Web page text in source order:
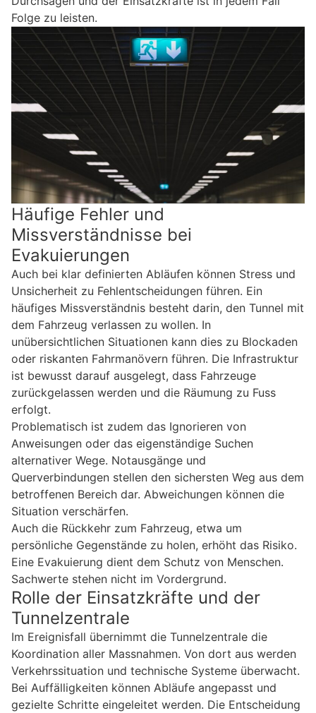
Folge zu leisten.
Häufige Fehler und
Missverständnisse bei
Evakuierungen
Auch bei klar definierten Abläufen können Stress und
Unsicherheit zu Fehlentscheidungen führen. Ein
häufiges Missverständnis besteht darin, den Tunnel mit
dem Fahrzeug verlassen zu wollen. In
unübersichtlichen Situationen kann dies zu Blockaden
oder riskanten Fahrmanövern führen. Die Infrastruktur
ist bewusst darauf ausgelegt, dass Fahrzeuge
zurückgelassen werden und die Räumung zu Fuss
erfolgt.
Problematisch ist zudem das Ignorieren von
Anweisungen oder das eigenständige Suchen
alternativer Wege. Notausgänge und
Querverbindungen stellen den sichersten Weg aus dem
betroffenen Bereich dar. Abweichungen können die
Situation verschärfen.
Auch die Rückkehr zum Fahrzeug, etwa um
persönliche Gegenstände zu holen, erhöht das Risiko.
Eine Evakuierung dient dem Schutz von Menschen.
Sachwerte stehen nicht im Vordergrund.
Rolle der Einsatzkräfte und der
Tunnelzentrale
Im Ereignisfall übernimmt die Tunnelzentrale die
Koordination aller Massnahmen. Von dort aus werden
Verkehrssituation und technische Systeme überwacht.
Bei Auffälligkeiten können Abläufe angepasst und
gezielte Schritte eingeleitet werden. Die Entscheidung